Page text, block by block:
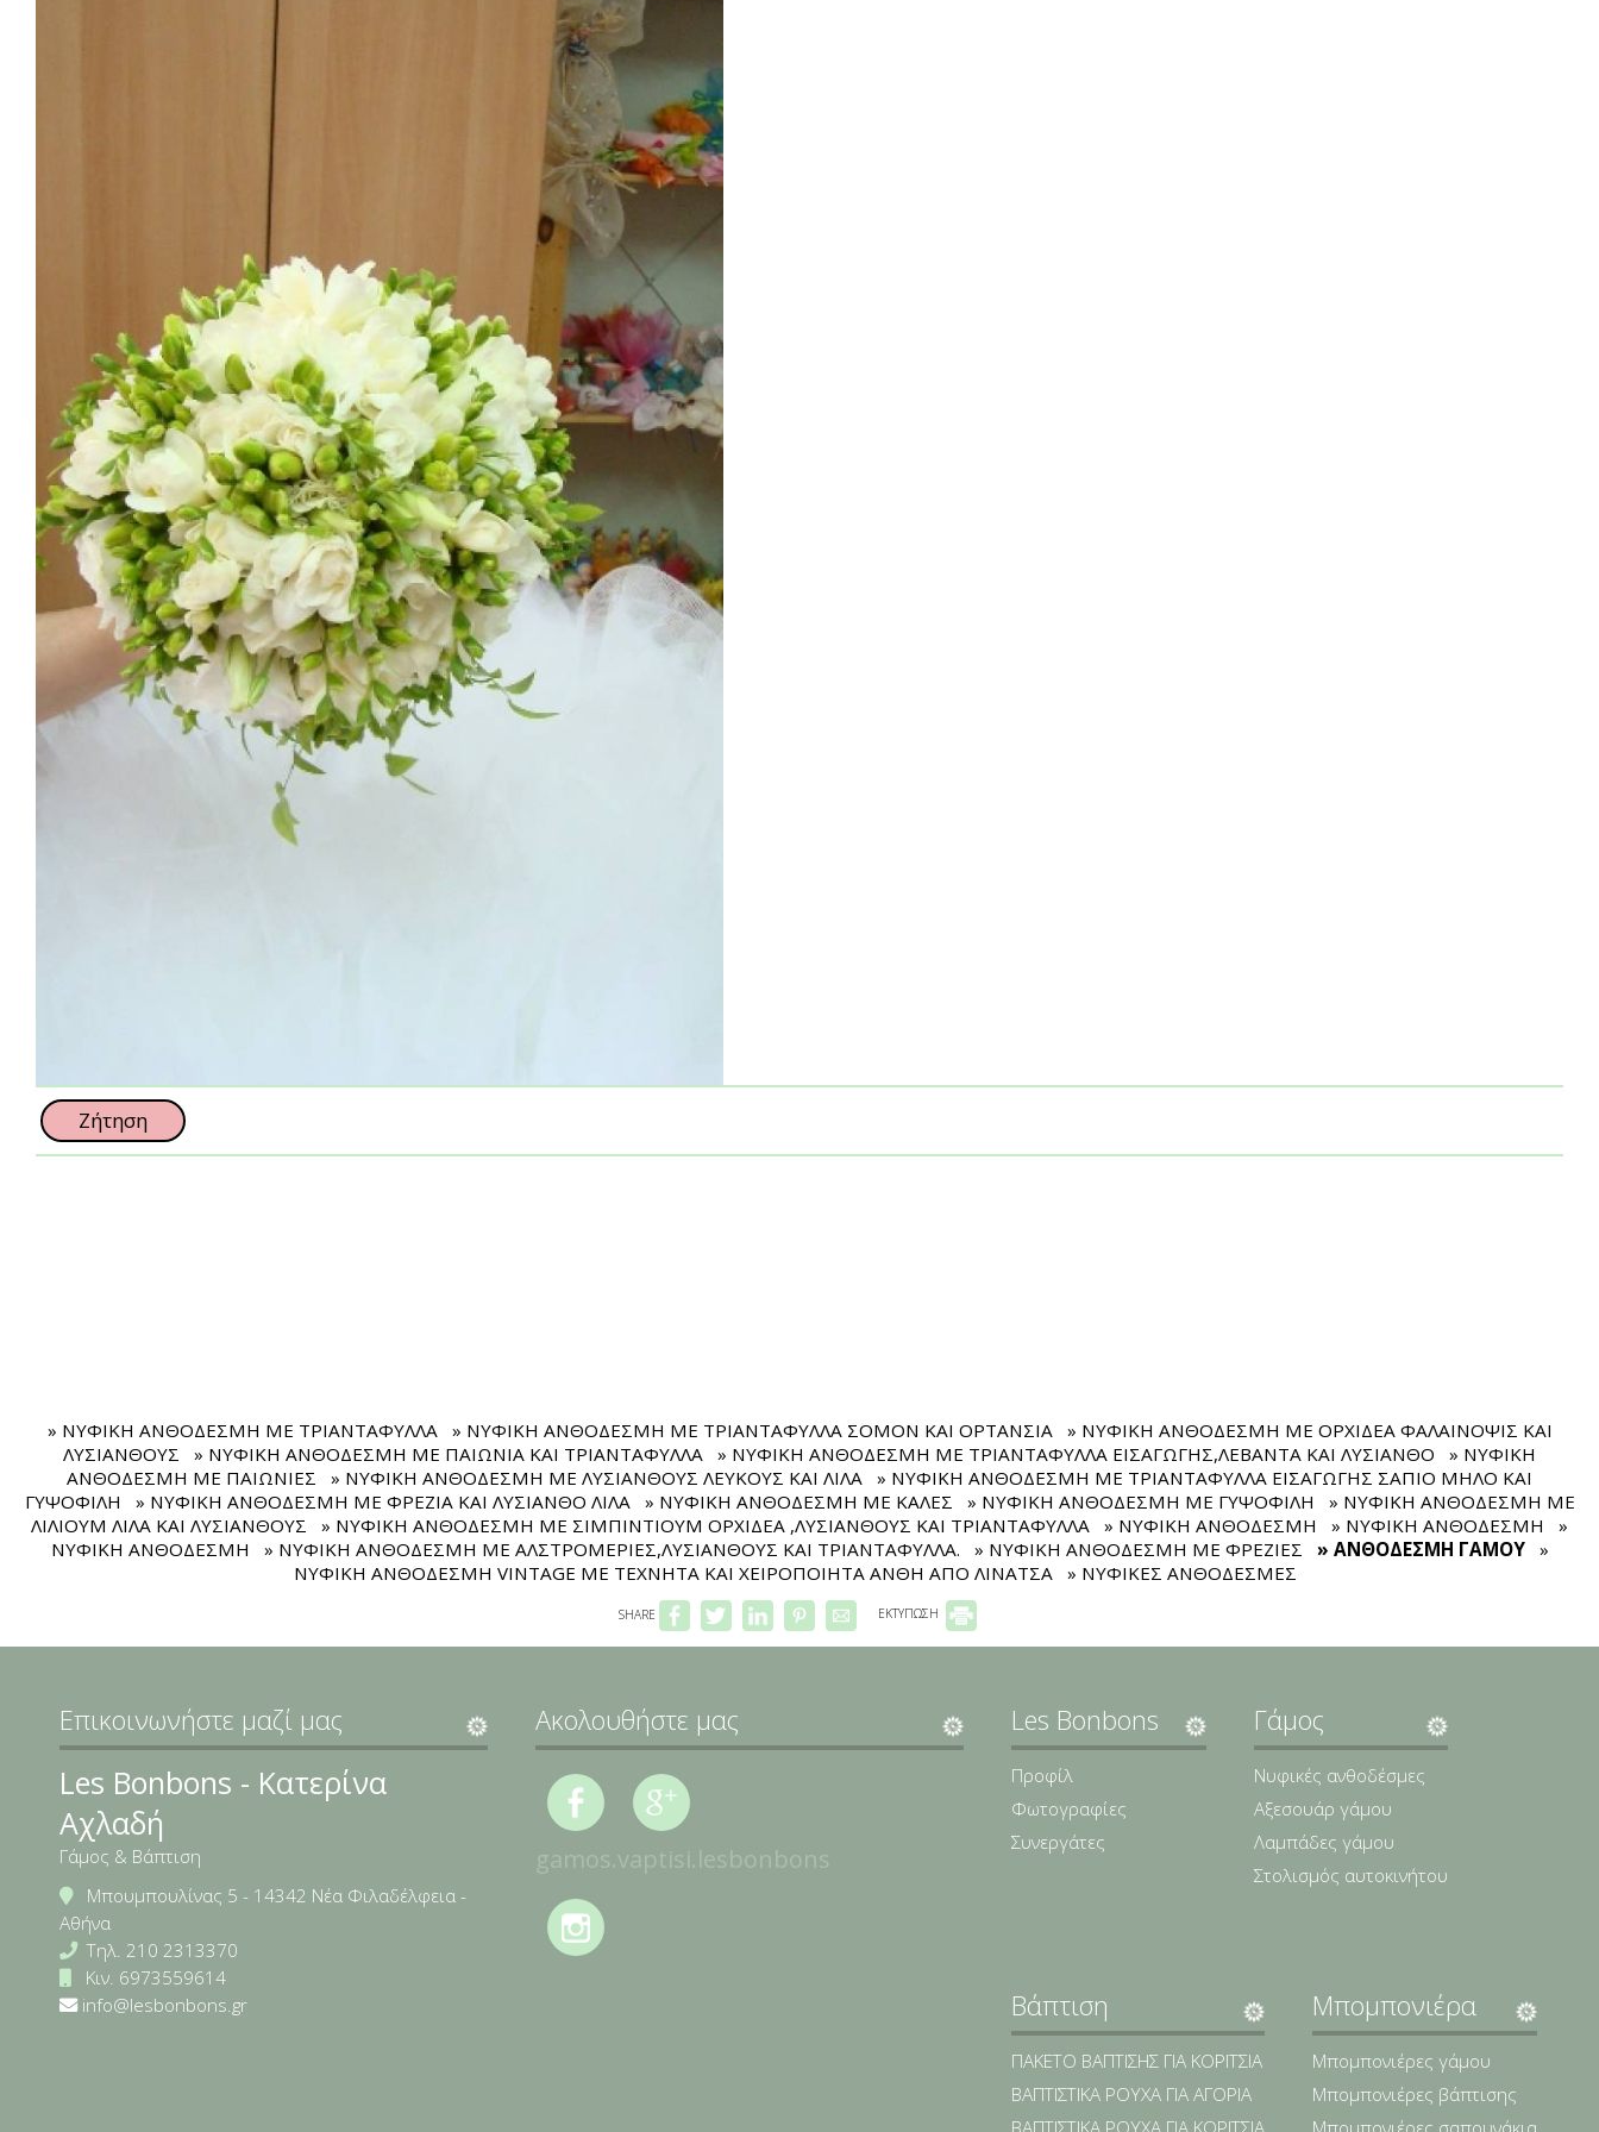
Ζήτηση
» ΝΥΦΙΚΗ ΑΝΘΟΔΕΣΜΗ ΜΕ ΤΡΙΑΝΤΑΦΥΛΛΑ » ΝΥΦΙΚΗ ΑΝΘΟΔΕΣΜΗ ΜΕ ΤΡΙΑΝΤΑΦΥΛΛΑ ΣΟΜΟΝ ΚΑΙ ΟΡΤΑΝΣΙΑ
» ΝΥΦΙΚΗ ΑΝΘΟΔΕΣΜΗ ΜΕ ΟΡΧΙΔΕΑ ΦΑΛΑΙΝΟΨΙΣ ΚΑΙ
ΛΥΣΙΑΝΘΟΥΣ
» ΝΥΦΙΚΗ ΑΝΘΟΔΕΣΜΗ ΜΕ ΠΑΙΩΝΙΑ ΚΑΙ ΤΡΙΑΝΤΑΦΥΛΛΑ » ΝΥΦΙΚΗ ΑΝΘΟΔΕΣΜΗ ΜΕ ΤΡΙΑΝΤΑΦΥΛΛΑ ΕΙΣΑΓΩΓΗΣ,ΛΕΒΑΝΤΑ ΚΑΙ ΛΥΣΙΑΝΘΟ
» ΝΥΦΙΚΗ
ΑΝΘΟΔΕΣΜΗ ΜΕ ΠΑΙΩΝΙΕΣ
» ΝΥΦΙΚΗ ΑΝΘΟΔΕΣΜΗ ΜΕ ΛΥΣΙΑΝΘΟΥΣ ΛΕΥΚΟΥΣ ΚΑΙ ΛΙΛΑ
» ΝΥΦΙΚΗ ΑΝΘΟΔΕΣΜΗ ΜΕ ΤΡΙΑΝΤΑΦΥΛΛΑ ΕΙΣΑΓΩΓΗΣ ΣΑΠΙΟ ΜΗΛΟ ΚΑΙ
ΓΥΨΟΦΙΛΗ
» ΝΥΦΙΚΗ ΑΝΘΟΔΕΣΜΗ ΜΕ ΦΡΕΖΙΑ ΚΑΙ ΛΥΣΙΑΝΘΟ ΛΙΛΑ » ΝΥΦΙΚΗ ΑΝΘΟΔΕΣΜΗ ΜΕ ΚΑΛΕΣ » ΝΥΦΙΚΗ ΑΝΘΟΔΕΣΜΗ ΜΕ ΓΥΨΟΦΙΛΗ
» ΝΥΦΙΚΗ ΑΝΘΟΔΕΣΜΗ ΜΕ
ΛΙΛΙΟΥΜ ΛΙΛΑ ΚΑΙ ΛΥΣΙΑΝΘΟΥΣ
» ΝΥΦΙΚΗ ΑΝΘΟΔΕΣΜΗ ΜΕ ΣΙΜΠΙΝΤΙΟΥΜ ΟΡΧΙΔΕΑ ,ΛΥΣΙΑΝΘΟΥΣ ΚΑΙ ΤΡΙΑΝΤΑΦΥΛΛΑ » ΝΥΦΙΚΗ ΑΝΘΟΔΕΣΜΗ » ΝΥΦΙΚΗ ΑΝΘΟΔΕΣΜΗ
»
ΝΥΦΙΚΗ ΑΝΘΟΔΕΣΜΗ
» ΝΥΦΙΚΗ ΑΝΘΟΔΕΣΜΗ ΜΕ ΑΛΣΤΡΟΜΕΡΙΕΣ,ΛΥΣΙΑΝΘΟΥΣ ΚΑΙ ΤΡΙΑΝΤΑΦΥΛΛΑ. » ΝΥΦΙΚΗ ΑΝΘΟΔΕΣΜΗ ΜΕ ΦΡΕΖΙΕΣ » ΑΝΘΟΔΕΣΜΗ ΓΑΜΟΥ
»
ΝΥΦΙΚΗ ΑΝΘΟΔΕΣΜΗ VINTAGE ΜΕ ΤΕΧΝΗΤΑ ΚΑΙ ΧΕΙΡΟΠΟΙΗΤΑ ΑΝΘΗ ΑΠΟ ΛΙΝΑΤΣΑ
» ΝΥΦΙΚΕΣ ΑΝΘΟΔΕΣΜΕΣ
SHARE ΕΚΤΥΠΩΣΗ
Επικοινωνήστε μαζί μας
Les Bonbons - Κατερίνα
Αχλαδή
Γάμος & Βάπτιση
Μπουμπουλίνας 5 - 14342 Νέα Φιλαδέλφεια -
Αθήνα
Τηλ. 210 2313370
Κιν. 6973559614
info@lesbonbons.gr
Ακολουθήστε μας
gamos.vaptisi.lesbonbons
Les Bonbons
Προφίλ
Φωτογραφίες
Συνεργάτες
Γάμος
Νυφικές ανθοδέσμες
Αξεσουάρ γάμου
Λαμπάδες γάμου
Στολισμός αυτοκινήτου
Βάπτιση
ΠΑΚΕΤΟ ΒΑΠΤΙΣΗΣ ΓΙΑ ΚΟΡΙΤΣΙΑ
ΒΑΠΤΙΣΤΙΚΑ ΡΟΥΧΑ ΓΙΑ ΑΓΟΡΙΑ
ΒΑΠΤΙΣΤΙΚΑ ΡΟΥΧΑ ΓΙΑ ΚΟΡΙΤΣΙΑ
Μπομπονιέρα
Μπομπονιέρες γάμου
Μπομπονιέρες βάπτισης
Μπομπονιέρες σαπουνάκια